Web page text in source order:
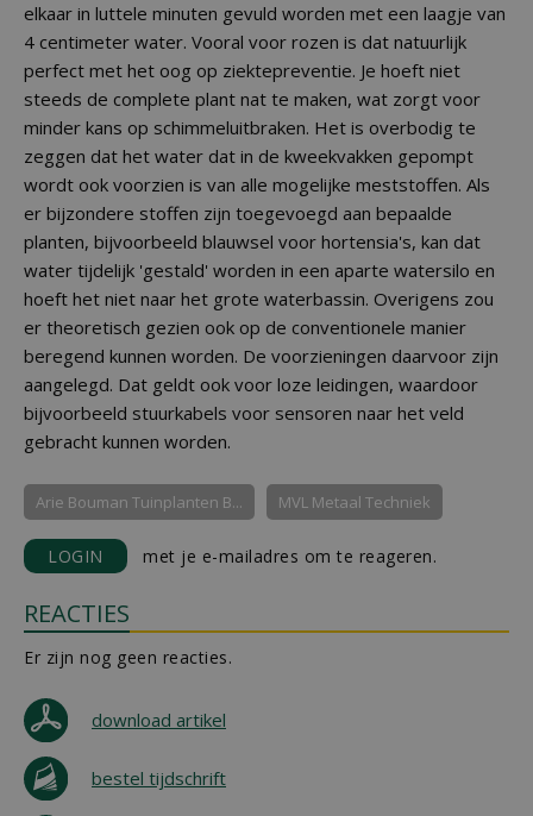
elkaar in luttele minuten gevuld worden met een laagje van
4 centimeter water. Vooral voor rozen is dat natuurlijk
perfect met het oog op ziektepreventie. Je hoeft niet
steeds de complete plant nat te maken, wat zorgt voor
minder kans op schimmeluitbraken. Het is overbodig te
zeggen dat het water dat in de kweekvakken gepompt
wordt ook voorzien is van alle mogelijke meststoffen. Als
er bijzondere stoffen zijn toegevoegd aan bepaalde
planten, bijvoorbeeld blauwsel voor hortensia's, kan dat
water tijdelijk 'gestald' worden in een aparte watersilo en
hoeft het niet naar het grote waterbassin. Overigens zou
er theoretisch gezien ook op de conventionele manier
beregend kunnen worden. De voorzieningen daarvoor zijn
aangelegd. Dat geldt ook voor loze leidingen, waardoor
bijvoorbeeld stuurkabels voor sensoren naar het veld
gebracht kunnen worden.
Arie Bouman Tuinplanten B... MVL Metaal Techniek
LOGIN met je e-mailadres om te reageren.
REACTIES
Er zijn nog geen reacties.
download artikel
bestel tijdschrift